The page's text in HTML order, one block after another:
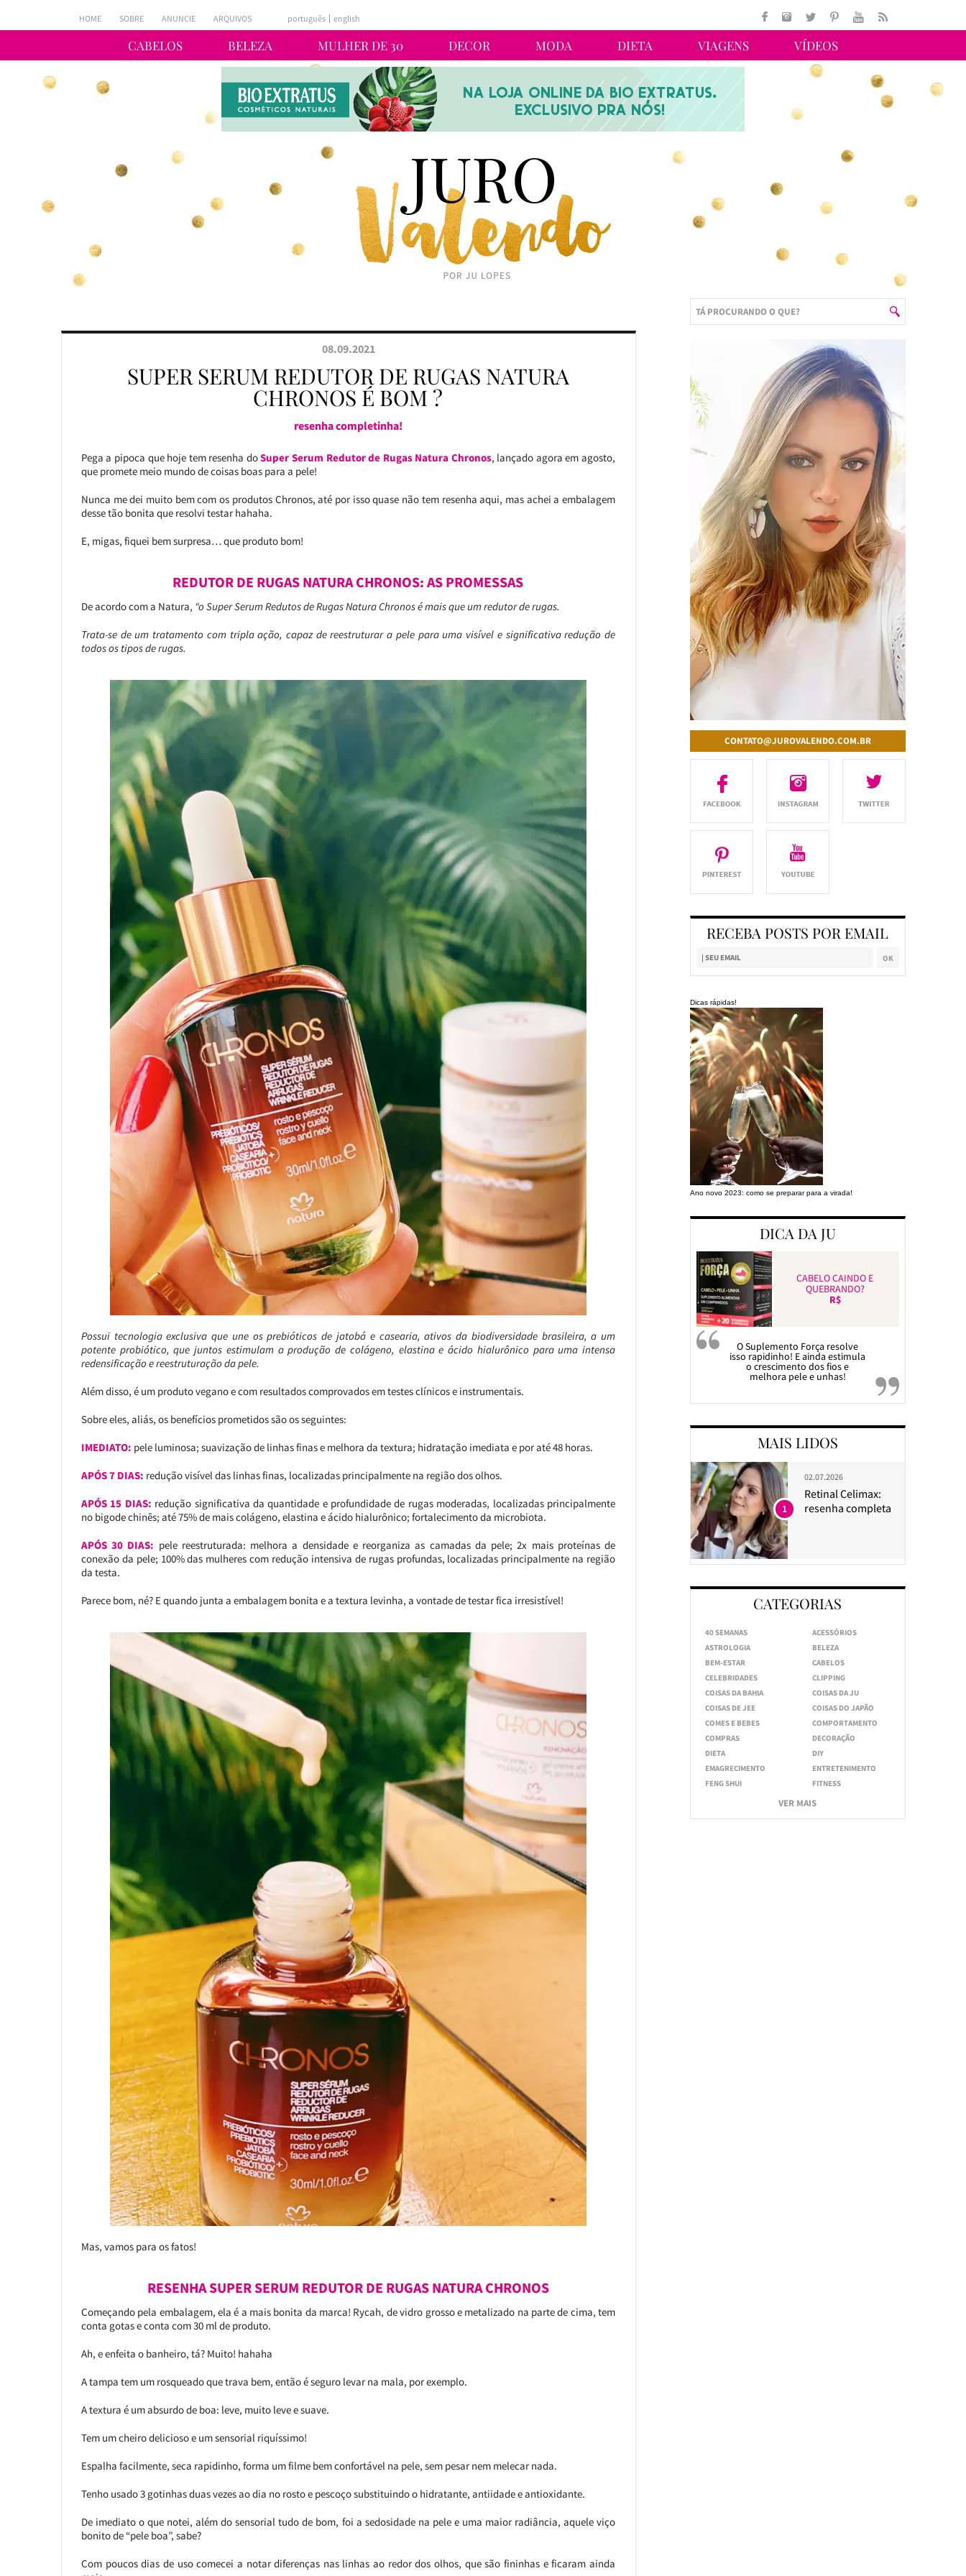
CABELOS BELEZA MULHER DE 30 DECOR MODA DIETA VIAGENS VÍDEOS
HOME SOBRE ANUNCIE ARQUIVOS português english
08.09.2021
SUPER SERUM REDUTOR DE RUGAS NATURA
CHRONOS É BOM ?
resenha completinha!
Pega a pipoca que hoje tem resenha doSuper Serum Redutor de Rugas Natura Chronos, lançado agora em agosto,
que promete meio mundo de coisas boas para a pele!
Nunca me dei muito bem com os produtos Chronos, até por isso quase não tem resenha aqui, mas achei a embalagem
desse tão bonita que resolvi testar hahaha.
E, migas, fiquei bem surpresa… que produto bom!
REDUTOR DE RUGAS NATURA CHRONOS: AS PROMESSAS
De acordo com a Natura, “o Super Serum Redutos de Rugas Natura Chronos é mais que um redutor de rugas.
Trata-se de um tratamento com tripla ação, capaz de reestruturar a pele para uma visível e significativa redução de
todos os tipos de rugas.
Possui tecnologia exclusiva que une os prebióticos de jatobá e casearia, ativos da biodiversidade brasileira, a um
potente probiótico, que juntos estimulam a produção de colágeno, elastina e ácido hialurônico para uma intensa
redensificação e reestruturação da pele.
Além disso, é um produto vegano e com resultados comprovados em testes clínicos e instrumentais.
Sobre eles, aliás, os benefícios prometidos são os seguintes:
IMEDIATO: pele luminosa; suavização de linhas finas e melhora da textura; hidratação imediata e por até 48 horas.
APÓS 7 DIAS: redução visível das linhas finas, localizadas principalmente na região dos olhos.
APÓS 15 DIAS: redução significativa da quantidade e profundidade de rugas moderadas, localizadas principalmente
no bigode chinês; até 75% de mais colágeno, elastina e ácido hialurônico; fortalecimento da microbiota.
APÓS 30 DIAS: pele reestruturada: melhora a densidade e reorganiza as camadas da pele; 2x mais proteínas de
conexão da pele; 100% das mulheres com redução intensiva de rugas profundas, localizadas principalmente na região
da testa.
Parece bom, né? E quando junta a embalagem bonita e a textura levinha, a vontade de testar fica irresistível!
Mas, vamos para os fatos!
RESENHA SUPER SERUM REDUTOR DE RUGAS NATURA CHRONOS
Começando pela embalagem, ela é a mais bonita da marca! Rycah, de vidro grosso e metalizado na parte de cima, tem
conta gotas e conta com 30 ml de produto.
Ah, e enfeita o banheiro, tá? Muito! hahaha
A tampa tem um rosqueado que trava bem, então é seguro levar na mala, por exemplo.
A textura é um absurdo de boa: leve, muito leve e suave.
Tem um cheiro delicioso e um sensorial riquíssimo!
Espalha facilmente, seca rapidinho, forma um filme bem confortável na pele, sem pesar nem melecar nada.
Tenho usado 3 gotinhas duas vezes ao dia no rosto e pescoço substituindo o hidratante, antiidade e antioxidante.
De imediato o que notei, além do sensorial tudo de bom, foi a sedosidade na pele e uma maior radiância, aquele viço
bonito de “pele boa”, sabe?
Com poucos dias de uso comecei a notar diferenças nas linhas ao redor dos olhos, que são fininhas e ficaram ainda
CONTATO@JUROVALENDO.COM.BR
RECEBA POSTS POR EMAIL
Dicas rápidas!
Ano novo 2023: como se preparar para a virada!
DICA DA JU
CABELO CAINDO E
QUEBRANDO?
R$
O Suplemento Força resolve
isso rapidinho! E ainda estimula
o crescimento dos fios e
melhora pele e unhas!
MAIS LIDOS
02.07.2026
Retinal Celimax:
resenha completa
1
CATEGORIAS
40 SEMANAS
ACESSÓRIOS
ASTROLOGIA
BELEZA
BEM-ESTAR
CABELOS
CELEBRIDADES
CLIPPING
COISAS DA BAHIA
COISAS DA JU
COISAS DE JEE
COISAS DO JAPÃO
COMES E BEBES
COMPORTAMENTO
COMPRAS
DECORAÇÃO
DIETA
DIY
EMAGRECIMENTO
ENTRETENIMENTO
FENG SHUI
FITNESS
VER MAIS